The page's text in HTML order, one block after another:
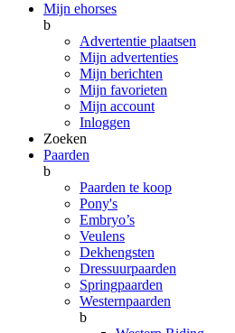
Mijn ehorses
b
Advertentie plaatsen
Mijn advertenties
Mijn berichten
Mijn favorieten
Mijn account
Inloggen
Zoeken
Paarden
b
Paarden te koop
Pony's
Embryo’s
Veulens
Dekhengsten
Dressuurpaarden
Springpaarden
Westernpaarden
b